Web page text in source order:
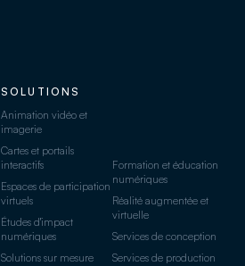
SOLUTIONS
Animation vidéo et
imagerie
Cartes et portails
interactifs
Espaces de participation
virtuels
Études d'impact
numériques
Solutions sur mesure
Formation et éducation
numériques
Réalité augmentée et
virtuelle
Services de conception
Services de production